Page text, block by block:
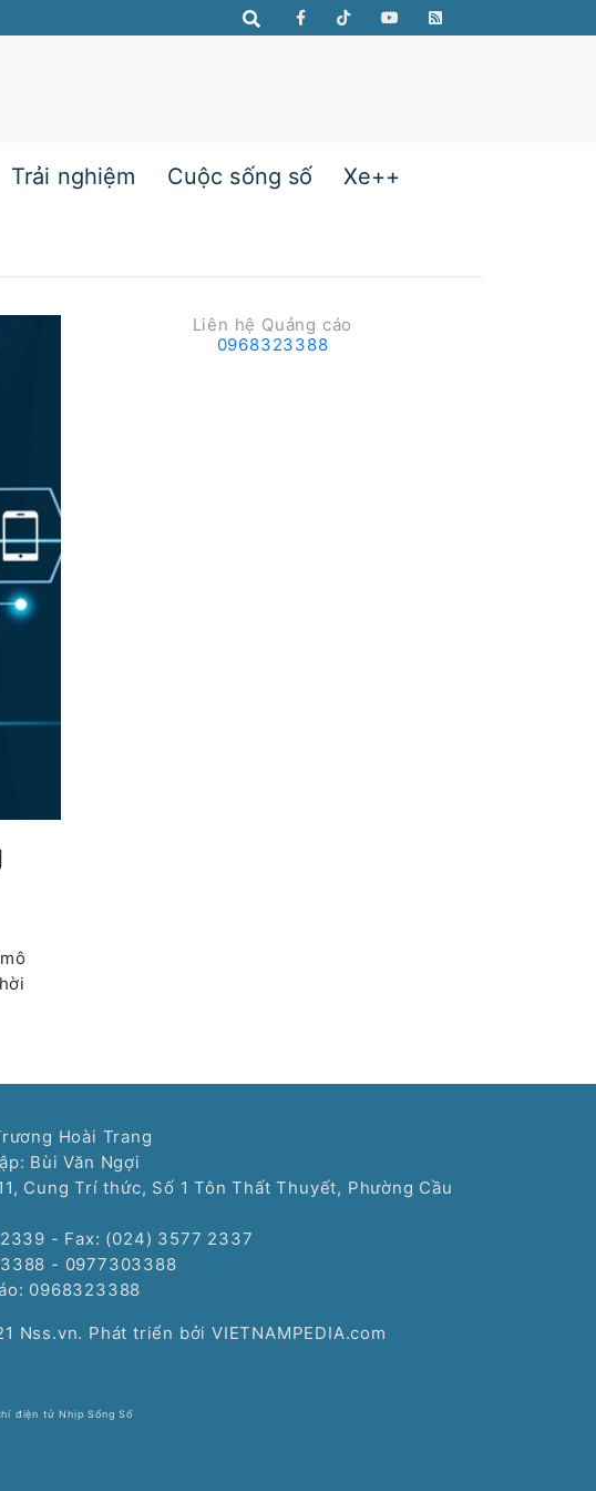
Trải nghiệm Cuộc sống số Xe++
Liên hệ Quảng cáo
0968323388
Hoài Trang
Bùi Văn Ngợi
Cung Trí thức, Số 1 Tôn Thất Thuyết, Phường Cầu
- Fax: (024) 3577 2337
- 0977303388
0968323388
Nss.vn. Phát triển bởi VIETNAMPEDIA.com
điện tử Nhịp Sống Số